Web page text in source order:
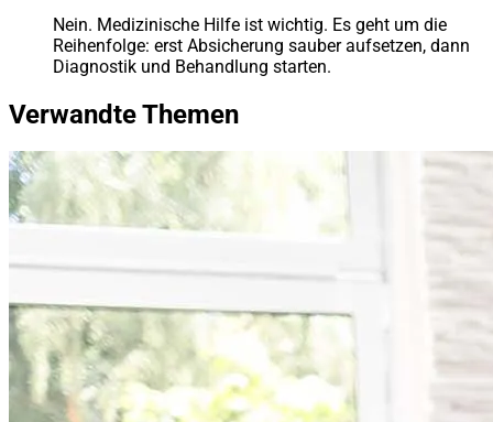
Nein. Medizinische Hilfe ist wichtig. Es geht um die
Reihenfolge: erst Absicherung sauber aufsetzen, dann
Diagnostik und Behandlung starten.
Verwandte Themen